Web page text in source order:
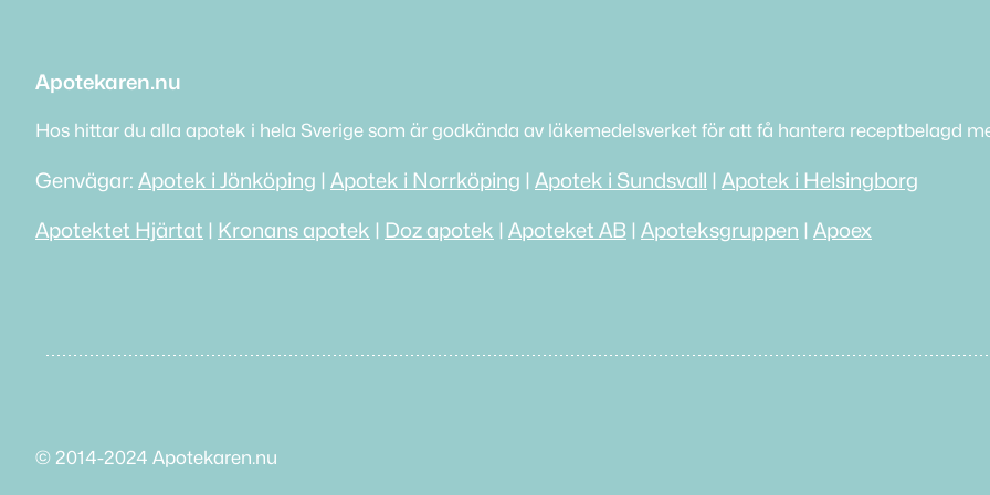
Apotekaren.nu
Hos hittar du alla apotek i hela Sverige som är godkända av läkemedelsverket för att få hantera receptbelagd
Genvägar: Apotek i Jönköping | Apotek i Norrköping | Apotek i Sundsvall | Apotek i Helsingborg
Apotektet Hjärtat | Kronans apotek | Doz apotek | Apoteket AB | Apoteksgruppen | Apoex
© 2014-2024 Apotekaren.nu